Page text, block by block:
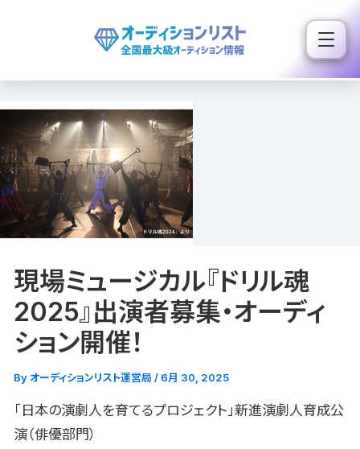
ス
キ
プ
現場ミュージカル『ドリル魂
2025』出演者募集・オーディ
ション開催！
By オーディションリスト運営局 / 6月 30, 2025
「日本の演劇人を育てるプロジェクト」新進演劇人育成公
演（俳優部門）